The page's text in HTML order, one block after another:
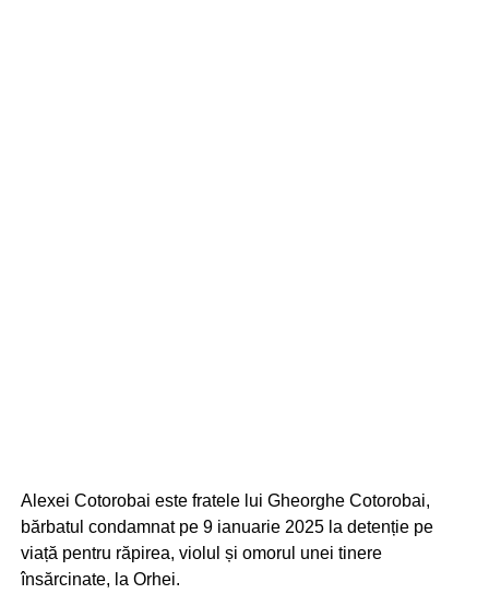
Alexei Cotorobai este fratele lui Gheorghe Cotorobai,
bărbatul condamnat pe 9 ianuarie 2025 la detenție pe
viață pentru răpirea, violul și omorul unei tinere
însărcinate, la Orhei.